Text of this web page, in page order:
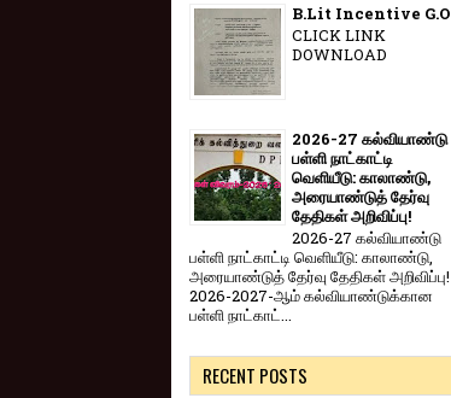
B.Lit Incentive G.O
CLICK LINK
DOWNLOAD
2026-27 கல்வியாண்டு
பள்ளி நாட்காட்டி
வெளியீடு: காலாண்டு,
அரையாண்டுத் தேர்வு
தேதிகள் அறிவிப்பு!
2026-27 கல்வியாண்டு
பள்ளி நாட்காட்டி வெளியீடு: காலாண்டு,
அரையாண்டுத் தேர்வு தேதிகள் அறிவிப்பு!
2026-2027-ஆம் கல்வியாண்டுக்கான
பள்ளி நாட்காட்...
RECENT POSTS